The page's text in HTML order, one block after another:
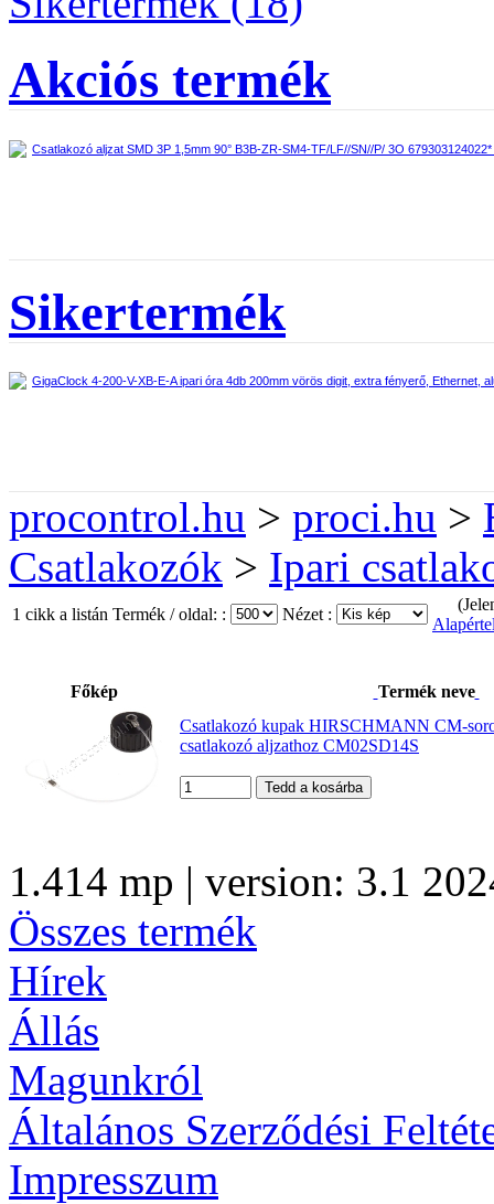
Akciós termék
Csatlakozó aljzat SMD 3P 1,5mm 90° B3B-ZR-SM4-TF/LF//SN//P/ 3O
Sikertermék
GigaClock 4-200-V-XB-E-A ipari óra 4db 200mm vörös digit, extra fényerő, Ethernet,
procontrol.hu > proci.hu >
Csatlakozók > Ipari
1 cikk a listán Termék / oldal: : Nézet :
Főkép
Termék neve
Csatlakozó kupak HIRSCHMANN CM-
csatlakozó aljzathoz CM02SD14S
1.414 mp | version: 3.1
Összes termék
Hírek
Állás
Magunkról
Általános Szerződési
Impresszum